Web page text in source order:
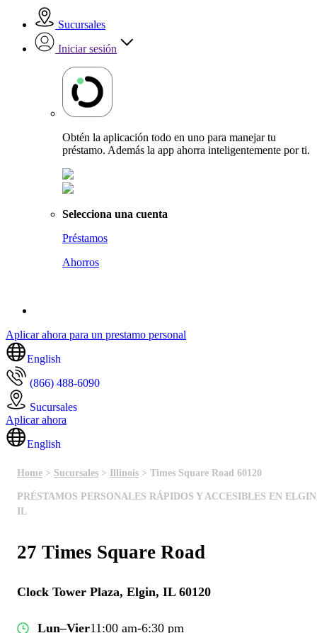
Sucursales
Iniciar sesión
Obtén la aplicación todo en uno para manejar tu
préstamo. Además la app ahorra inteligentemente por ti.
Selecciona una cuenta
Préstamos
Ahorros
Aplicar ahora para un prestamo personal
English
(866) 488-6090
Sucursales
Aplicar ahora
English
Home > Sucursales > Illinois > Times Square Road 60120
PRÉSTAMOS PERSONALES RÁPIDOS Y ACCESIBLES EN
IL
27 Times Square Road
Clock Tower Plaza, Elgin, IL 60120
Lun–Vier11:00 am-6:30 pm